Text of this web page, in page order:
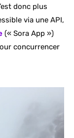
donc plus
via une API,
(« Sora App »)
concurrencer